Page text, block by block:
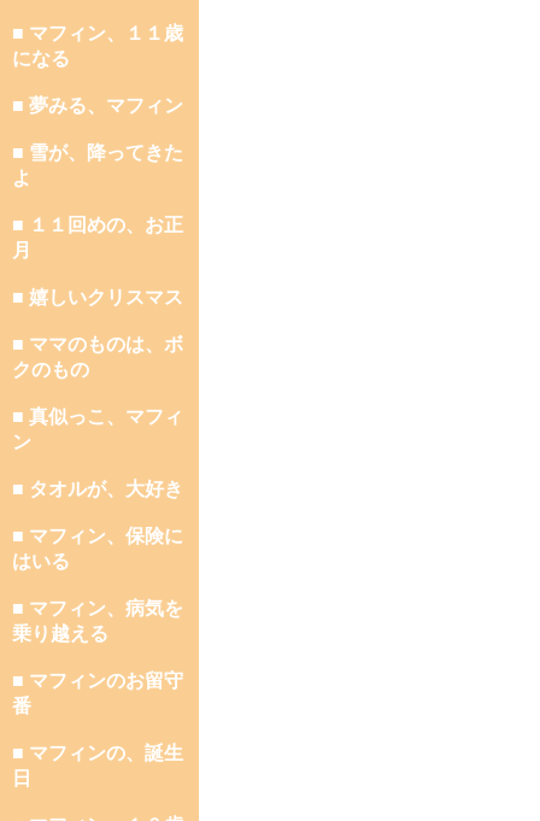
■ マフィン、１１歳
になる
■ 夢みる、マフィン
■ 雪が、降ってきた
よ
■ １１回めの、お正
月
■ 嬉しいクリスマス
■ ママのものは、ボ
クのもの
■ 真似っこ、マフィ
ン
■ タオルが、大好き
■ マフィン、保険に
はいる
■ マフィン、病気を
乗り越える
■ マフィンのお留守
番
■ マフィンの、誕生
日